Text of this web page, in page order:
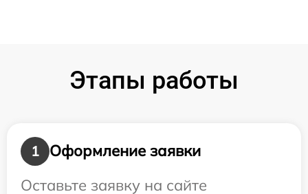
Этапы работы
1
Оформление заявки
Оставьте заявку на сайте